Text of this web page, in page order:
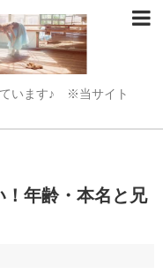
ています♪ ※当サイト
年齢・本名と兄